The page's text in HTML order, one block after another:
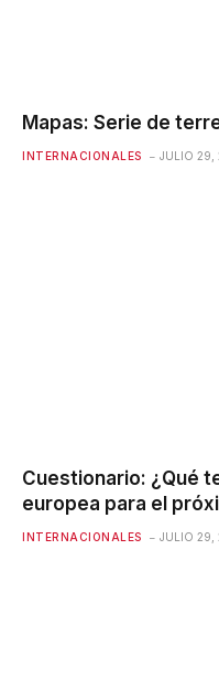
Mapas: Serie de
INTERNACIONALES JULIO 29,
Cuestionario: ¿Qué
europea para el
INTERNACIONALES JULIO 29,